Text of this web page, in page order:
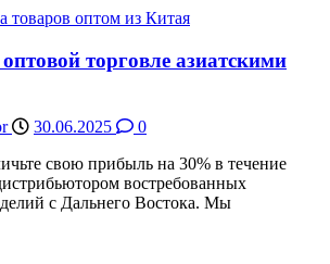
товаров оптом из Китая
торговле азиатскими
30.06.2025
0
свою прибыль на 30% в течение
востребованных
с Дальнего Востока. Мы